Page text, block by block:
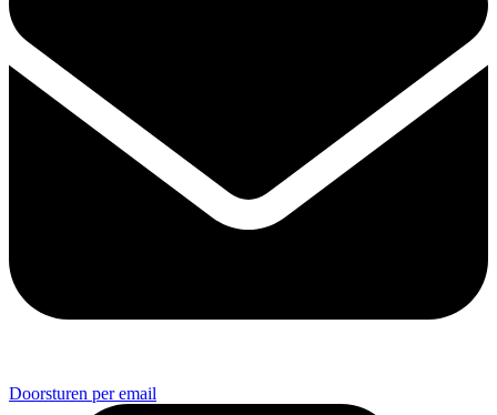
Doorsturen per email